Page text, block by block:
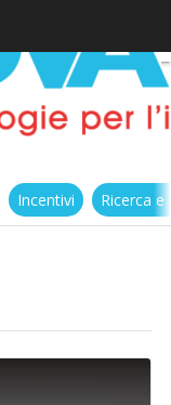
Incentivi Ricerca